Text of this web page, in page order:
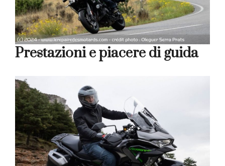
Prestazioni e piacere di guida